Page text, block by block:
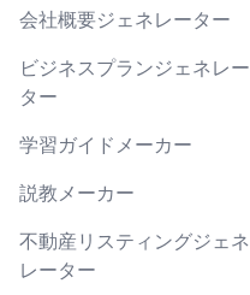
会社概要ジェネレーター
ビジネスプランジェネレー
ター
学習ガイドメーカー
説教メーカー
不動産リスティングジェネ
レーター